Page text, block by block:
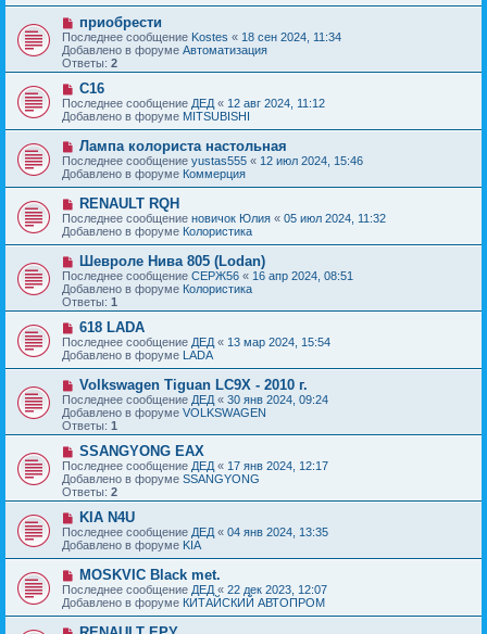
е
б
щ
е
н
и
е
с
о
о
б
е
н
и
е
Н
о
в
о
е
с
о
б
е
н
и
е
приобрести
Последнее сообщение Kostes « 18 сен 2024, 11:34
Добавлено в форуме Автоматизация
Ответы: 2
Н
о
в
о
с
о
о
б
щ
е
н
и
е
C16
Последнее сообщение ДЕД « 12 авг 2024, 11:12
Добавлено в форуме MITSUBISHI
Н
о
в
о
е
с
о
о
б
е
н
и
е
Лампа колориста настольная
Последнее сообщение yustas555 « 12 июл 2024, 15:46
Добавлено в форуме Коммерция
Н
о
в
о
е
с
о
о
б
е
н
и
е
RENAULT RQH
Последнее сообщение новичок Юлия « 05 июл 2024, 11:32
Добавлено в форуме Колористика
Н
о
в
о
е
с
о
о
б
е
н
и
е
Шевроле Нива 805 (Lodan)
Последнее сообщение СЕРЖ56 « 16 апр 2024, 08:51
Добавлено в форуме Колористика
Ответы: 1
Н
о
в
о
е
о
о
б
е
н
и
е
618 LADA
Последнее сообщение ДЕД « 13 мар 2024, 15:54
Добавлено в форуме LADA
Н
о
в
о
е
с
о
о
б
щ
е
н
и
е
Volkswagen Tiguan LC9X - 2010 г.
Последнее сообщение ДЕД « 30 янв 2024, 09:24
Добавлено в форуме VOLKSWAGEN
Ответы: 1
Н
о
в
о
е
с
о
о
б
е
н
и
е
SSANGYONG EAX
Последнее сообщение ДЕД « 17 янв 2024, 12:17
Добавлено в форуме SSANGYONG
Ответы: 2
Н
о
в
о
е
с
о
о
б
щ
KIA N4U
Последнее сообщение ДЕД « 04 янв 2024, 13:35
Добавлено в форуме KIA
Н
о
в
о
е
MOSKVIC Black met.
Последнее сообщение ДЕД « 22 дек 2023, 12:07
Добавлено в форуме КИТАЙСКИЙ АВТОПРОМ
Н